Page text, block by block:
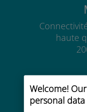
Welcome!
personal
haute